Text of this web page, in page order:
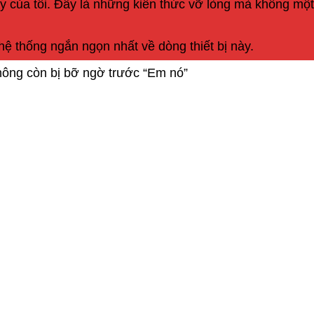
của tôi. Đây là những kiến thức vỡ lòng mà không
thống ngắn ngọn nhất về dòng thiết bị này.
còn bị bỡ ngờ trước “Em nó”